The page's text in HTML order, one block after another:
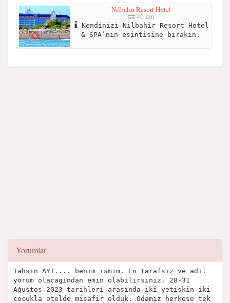
Nilbahir Resort Hotel
40 km
Kendinizi Nilbahir Resort Hotel
& SPA’nın esintisine bırakın.
Yorumlar
Tahsin AYT.... benim ismim. En tarafsız ve adil
yorum olacagindan emin olabilirsiniz. 28-31
Ağustos 2023 tarihleri arasında iki yetişkin iki
cocukla otelde misafir olduk. Odamız herkese tek